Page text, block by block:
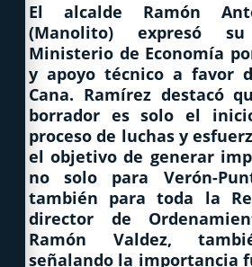
El alcalde Ramón
(Manolito) expresó
Ministerio de Economía
y apoyo técnico a favor
Cana. Ramírez destacó
borrador es solo el
proceso de luchas y
el objetivo de generar
no solo para Verón-
también para toda la
director de
Ramón Valdez,
señalando la importancia